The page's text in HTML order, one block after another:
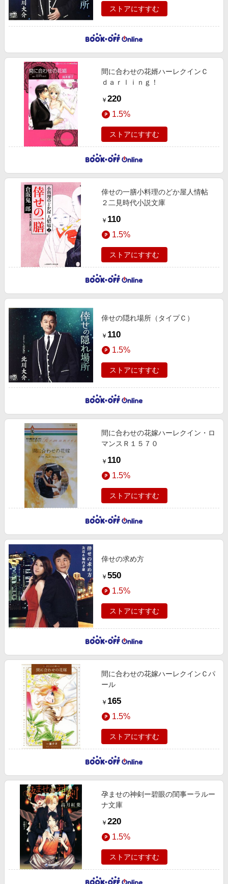
ストアにすすむ
間に合わせの花婿ハーレクインＣ
ｄａｒｌｉｎｇ！
￥ 220
1.5%
ストアにすすむ
倖せの一膳小料理のどか屋人情帖
２二見時代小説文庫
￥ 110
1.5%
ストアにすすむ
倖せの隠れ場所（タイプＣ）
￥ 110
1.5%
ストアにすすむ
間に合わせの花嫁ハーレクイン・ロ
マンスＲ１５７０
￥ 110
1.5%
ストアにすすむ
倖せの求め方
￥ 550
1.5%
ストアにすすむ
間に合わせの花嫁ハーレクインＣパ
ール
￥ 165
1.5%
ストアにすすむ
孕ませの神剣ー碧眼の閨事ーラルー
ナ文庫
￥ 220
1.5%
ストアにすすむ